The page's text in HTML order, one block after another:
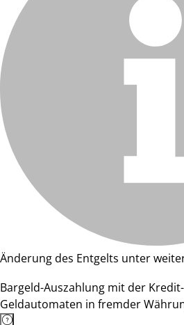
Änderung des Entgelts unter
Bargeld-Auszahlung mit der
Geldautomaten in fremder